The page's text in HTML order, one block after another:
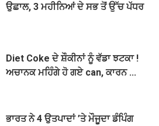
ਉਛਾਲ, 3 ਮਹੀਨਿਆਂ ਦੇ ਸਭ ਤੋਂ ਉੱਚ ਪੱਧਰ
Diet Coke ਦੇ ਸ਼ੌਕੀਨਾਂ ਨੂੰ ਵੱਡਾ ਝਟਕਾ !
ਅਚਾਨਕ ਮਹਿੰਗੇ ਹੋ ਗਏ can, ਕਾਰਨ ...
ਭਾਰਤ ਨੇ 4 ਉਤਪਾਦਾਂ ’ਤੇ ਮੌਜੂਦਾ ਡੰਪਿੰਗ